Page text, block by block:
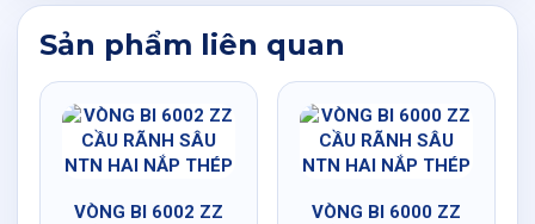
Sản phẩm liên quan
VÒNG BI 6002 ZZ
VÒNG BI 6000 ZZ